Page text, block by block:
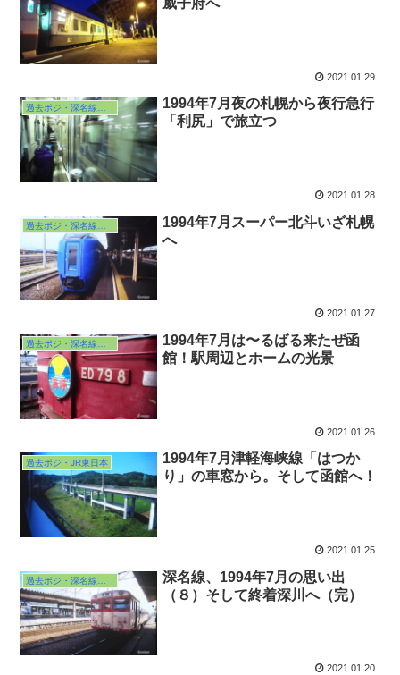
2021.01.29
1994年7月夜の札幌から夜行急行
「利尻」で旅立つ
2021.01.28
1994年7月スーパー北斗いざ札幌
へ
2021.01.27
過去ポジ・深名線の旅・往路
1994年7月は〜るばる来たぜ函
館！駅周辺とホームの光景
2021.01.26
過去ポジ・JR東日本
1994年7月津軽海峡線「はつか
り」の車窓から。そして函館へ！
2021.01.25
深名線、1994年7月の思い出
（８）そして終着深川へ（完）
2021.01.20